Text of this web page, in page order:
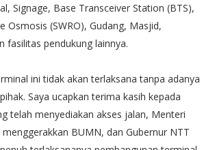
Signage, Base Transceiver Station (BTS),
Osmosis (SWRO), Gudang, Masjid,
fasilitas pendukung lainnya.
ini tidak akan terlaksana tanpa adanya
Saya ucapkan terima kasih kepada
telah menyediakan akses jalan, Menteri
BUMN, dan Gubernur NTT